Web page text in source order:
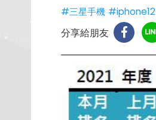
#三星手機 #iphone12
分享給朋友